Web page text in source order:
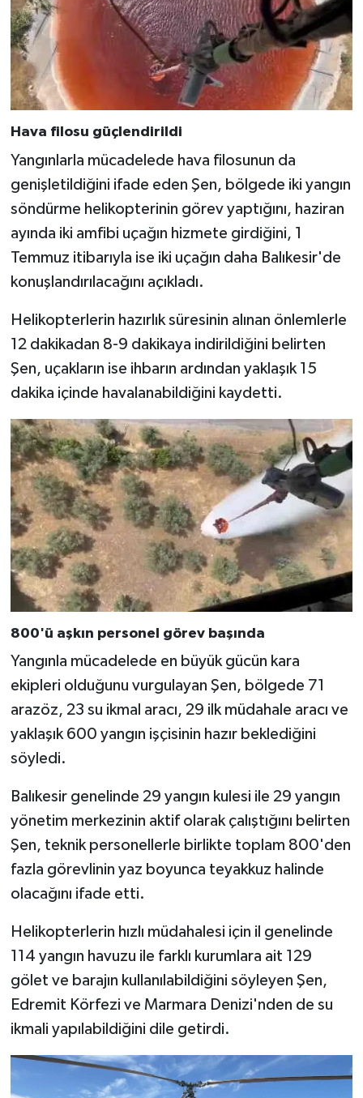
Hava filosu güçlendirildi
Yangınlarla mücadelede hava filosunun da
genişletildiğini ifade eden Şen, bölgede iki yangın
söndürme helikopterinin görev yaptığını, haziran
ayında iki amfibi uçağın hizmete girdiğini, 1
Temmuz itibarıyla ise iki uçağın daha Balıkesir'de
konuşlandırılacağını açıkladı.
Helikopterlerin hazırlık süresinin alınan önlemlerle
12 dakikadan 8-9 dakikaya indirildiğini belirten
Şen, uçakların ise ihbarın ardından yaklaşık 15
dakika içinde havalanabildiğini kaydetti.
800'ü aşkın personel görev başında
Yangınla mücadelede en büyük gücün kara
ekipleri olduğunu vurgulayan Şen, bölgede 71
arazöz, 23 su ikmal aracı, 29 ilk müdahale aracı ve
yaklaşık 600 yangın işçisinin hazır beklediğini
söyledi.
Balıkesir genelinde 29 yangın kulesi ile 29 yangın
yönetim merkezinin aktif olarak çalıştığını belirten
Şen, teknik personellerle birlikte toplam 800'den
fazla görevlinin yaz boyunca teyakkuz halinde
olacağını ifade etti.
Helikopterlerin hızlı müdahalesi için il genelinde
114 yangın havuzu ile farklı kurumlara ait 129
gölet ve barajın kullanılabildiğini söyleyen Şen,
Edremit Körfezi ve Marmara Denizi'nden de su
ikmali yapılabildiğini dile getirdi.